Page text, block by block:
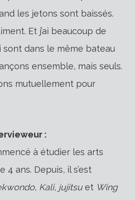
les jetons sont baissés.
Et j’ai beaucoup de
sont dans le même bateau
ensemble, mais seuls.
mutuellement pour
:
à étudier les arts
4 ans. Depuis, il s’est
, Kali, jujitsuet Wing